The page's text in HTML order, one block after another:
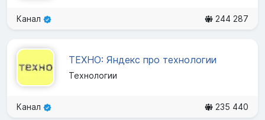
Канал 244 287
ТЕХНО: Яндекс про технологии
Технологии
Канал 235 440